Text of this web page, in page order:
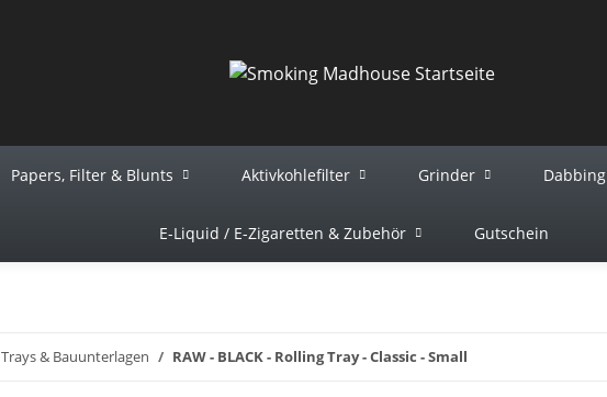
Papers, Filter & Blunts Aktivkohlefilter Grinder Dabbing
E-Liquid / E-Zigaretten & Zubehör Gutschein
Trays & Bauunterlagen RAW - BLACK - Rolling Tray - Classic - Small